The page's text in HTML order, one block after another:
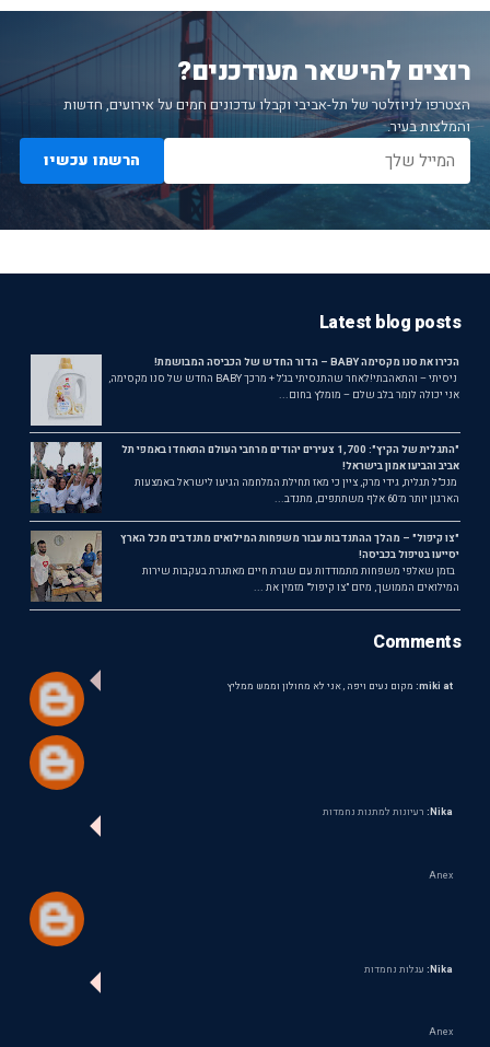
רוצים להישאר מעודכנים?
הצטרפו לניוזלטר של תל-אביבי וקבלו עדכונים חמים על אירועים, חדשות
והמלצות בעיר.
הרשמו עכשיו
Latest blog posts
הכירו את סנו מקסימה BABY – הדור החדש של הכביסה המבושמת!
ניסיתי – והתאהבתי!לאחר שהתנסיתי בג'ל + מרכך BABY החדש של סנו מקסימה,
אני יכולה לומר בלב שלם – מומלץ בחום...
"התגלית של הקיץ": 1,700 צעירים יהודים מרחבי העולם התאחדו באמפי תל
אביב והביעו אמון בישראל!
מנכ"ל תגלית, גידי מרק, ציין כי מאז תחילת המלחמה הגיעו לישראל באמצעות
הארגון יותר מ־60 אלף משתתפים, מתנדב...
"צו קיפול" – מהלך ההתנדבות עבור משפחות המילואים מתנדבים מכל הארץ
יסייעו בטיפול בכביסה!
בזמן שאלפי משפחות מתמודדות עם שגרת חיים מאתגרת בעקבות שירות
המילואים הממושך, מיזם "צו קיפול" מזמין את ...
Comments
miki at: מקום נעים ויפה , אני לא מחולון וממש ממליץ
Nika: רעיונות למתנות נחמדות
Anex
Nika: עגלות נחמדות
Anex